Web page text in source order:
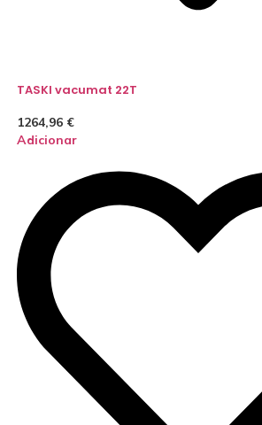
TASKI vacumat 22T
1264,96 €
Adicionar